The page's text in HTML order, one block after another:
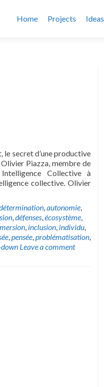
Home Projects Ideas
le secret d’une productive
Piazza, membre de
Collective à
collective. Olivier
,autonomie,
,défenses,écosystème,
, inclusion, individu,
,pensée,problématisation,
Leave a comment